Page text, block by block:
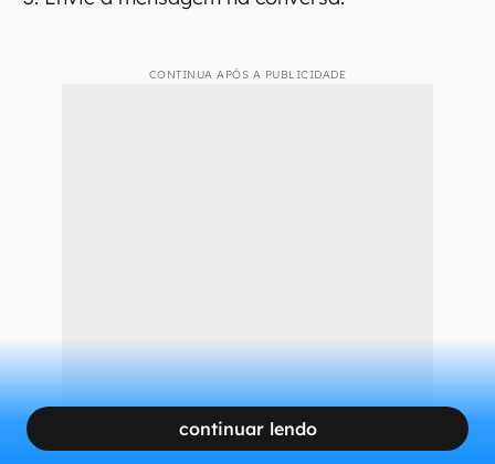
CONTINUA APÓS A PUBLICIDADE
continuar lendo